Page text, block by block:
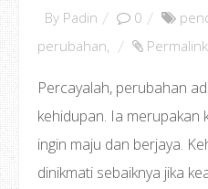
By Padin 0
perubahan, Permalink
Percayalah, perubahan
kehidupan. Ia
ingin maju dan berjaya.
dinikmati sebaiknya jika